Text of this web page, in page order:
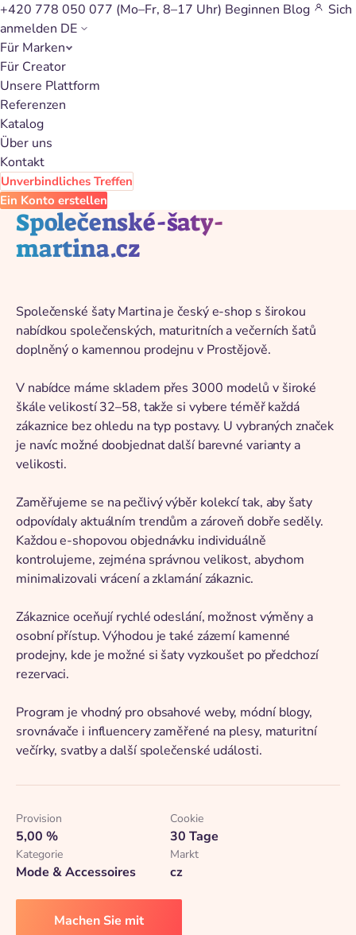
+420 778 050 077 (Mo–Fr, 8–17 Uhr) Beginnen Blog
Sich
anmelden DE
Für Marken
Für Creator
Unsere Plattform
Referenzen
Katalog
Über uns
Kontakt
Unverbindliches Treffen
Ein Konto erstellen
Zurück zum Katalog
Společenské-šaty-
martina.cz
Společenské šaty Martina je český e-shop s širokou
nabídkou společenských, maturitních a večerních šatů
doplněný o kamennou prodejnu v Prostějově.
V nabídce máme skladem přes 3000 modelů v široké
škále velikostí 32–58, takže si vybere téměř každá
zákaznice bez ohledu na typ postavy. U vybraných značek
je navíc možné doobjednat další barevné varianty a
velikosti.
Zaměřujeme se na pečlivý výběr kolekcí tak, aby šaty
odpovídaly aktuálním trendům a zároveň dobře seděly.
Každou e-shopovou objednávku individuálně
kontrolujeme, zejména správnou velikost, abychom
minimalizovali vrácení a zklamání zákaznic.
Zákaznice oceňují rychlé odeslání, možnost výměny a
osobní přístup. Výhodou je také zázemí kamenné
prodejny, kde je možné si šaty vyzkoušet po předchozí
rezervaci.
Program je vhodný pro obsahové weby, módní blogy,
srovnávače i influencery zaměřené na plesy, maturitní
večírky, svatby a další společenské události.
Provision
5,00 %
Cookie
30 Tage
Kategorie
Mode & Accessoires
Markt
cz
Machen Sie mit